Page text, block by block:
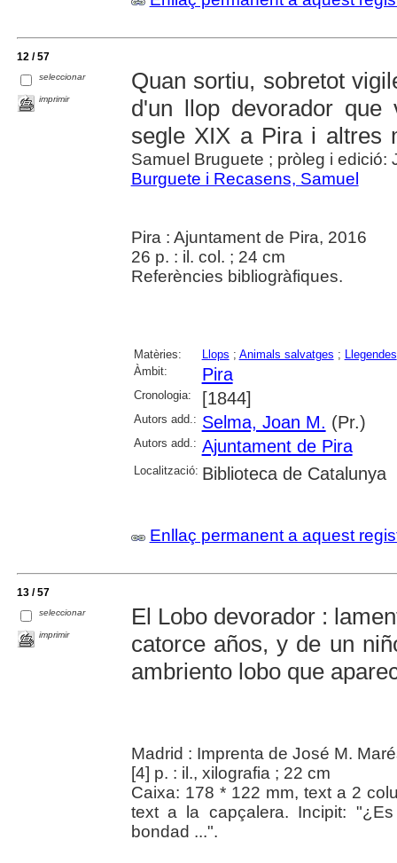
12 / 57
seleccionar
imprimir
Quan sortiu, sobretot
d'un llop devorador
segle XIX a Pira i altres
Samuel Bruguete ; pròleg i edició:
Burguete i Recasens, Samuel
Pira : Ajuntament de Pira, 2016
26 p. : il. col. ; 24 cm
Referències bibliogràfiques.
Matèries: Llops ; Animals salvatges ; Llegendes
Àmbit:
Pira
Cronologia: [1844]
Autors add.: Selma, Joan M. (Pr.)
Autors add.: Ajuntament de Pira
Localització: Biblioteca de Catalunya
Enllaç permanent a aquest
13 / 57
seleccionar
imprimir
El Lobo devorador :
catorce años, y de un
ambriento lobo que
Madrid : Imprenta de José M.
[4] p. : il., xilografia ; 22 cm
Caixa: 178 * 122 mm, text a 2
text a la capçalera. Incipit:
bondad ...".